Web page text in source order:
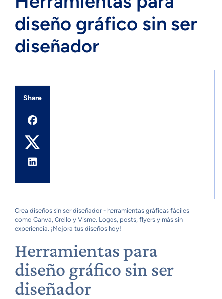
diseño gráfico sin ser
diseñador
Share
Crea diseños sin ser diseñador - herramientas gráficas fáciles
como Canva, Crello y Visme. Logos, posts, flyers y más sin
experiencia. ¡Mejora tus diseños hoy!
Herramientas para
diseño gráfico sin ser
diseñador